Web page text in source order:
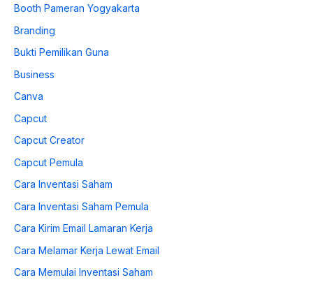
Booth Pameran Yogyakarta
Branding
Bukti Pemilikan Guna
Business
Canva
Capcut
Capcut Creator
Capcut Pemula
Cara Inventasi Saham
Cara Inventasi Saham Pemula
Cara Kirim Email Lamaran Kerja
Cara Melamar Kerja Lewat Email
Cara Memulai Inventasi Saham